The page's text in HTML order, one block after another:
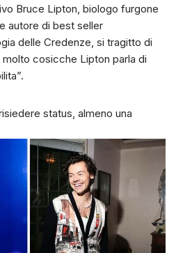
Bruce Lipton, biologo furgone
autore di best seller
delle Credenze, si tragitto di
cosicche Lipton parla di
status, almeno una